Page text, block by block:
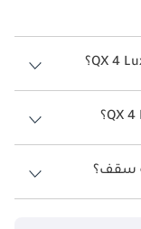
لسيارة إنفينيتي